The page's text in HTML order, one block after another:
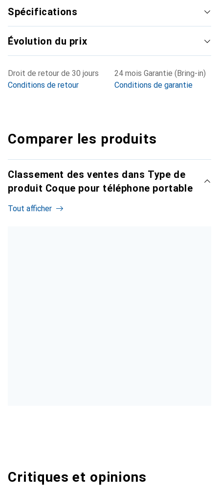
exigeante.
Spécifications
Évolution du prix
Droit de retour de 30 jours
Conditions de retour
24 mois Garantie (Bring-in)
Conditions de garantie
Comparer les produits
Classement des ventes dans Type de
produit Coque pour téléphone portable
Tout afficher
Critiques et opinions